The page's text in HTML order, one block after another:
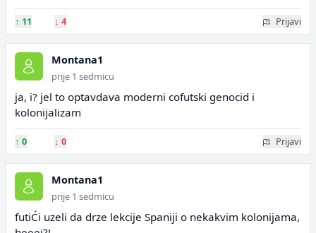
↑ 11 ↓ 4 Prijavi
Montana1
prije 1 sedmicu
ja, i? jel to optavdava moderni cofutski genocid i
kolonijalizam
↑ 0 ↓ 0 Prijavi
Montana1
prije 1 sedmicu
futiĆi uzeli da drze lekcije Spaniji o nekakvim kolonijama,